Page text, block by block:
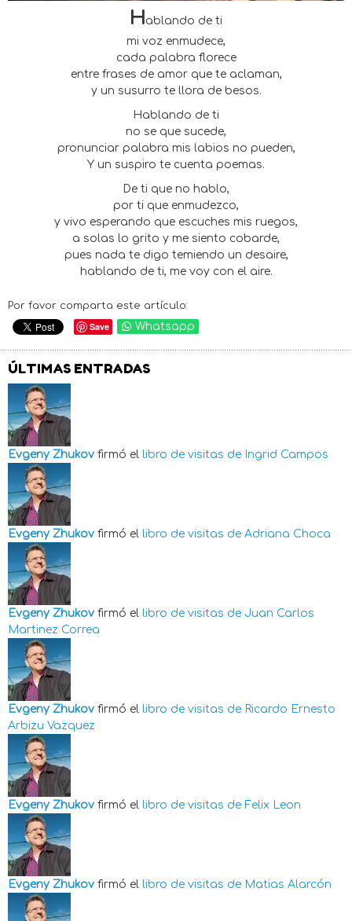
Hablando de ti
mi voz enmudece,
cada palabra florece
entre frases de amor que te aclaman,
y un susurro te llora de besos.
Hablando de ti
no se que sucede,
pronunciar palabra mis labios no pueden,
Y un suspiro te cuenta poemas.
De ti que no hablo,
por ti que enmudezco,
y vivo esperando que escuches mis ruegos,
a solas lo grito y me siento cobarde,
pues nada te digo temiendo un desaire,
hablando de ti, me voy con el aire.
Por favor comparta este artículo:
Save Whatsapp
ÚLTIMAS ENTRADAS
Evgeny Zhukov firmó el libro de visitas de Ingrid Campos
Evgeny Zhukov firmó el libro de visitas de Adriana Choca
Evgeny Zhukov firmó el libro de visitas de Juan Carlos
Martinez Correa
Evgeny Zhukov firmó el libro de visitas de Ricardo Ernesto
Arbizu Vazquez
Evgeny Zhukov firmó el libro de visitas de Felix Leon
Evgeny Zhukov firmó el libro de visitas de Matias Alarcón